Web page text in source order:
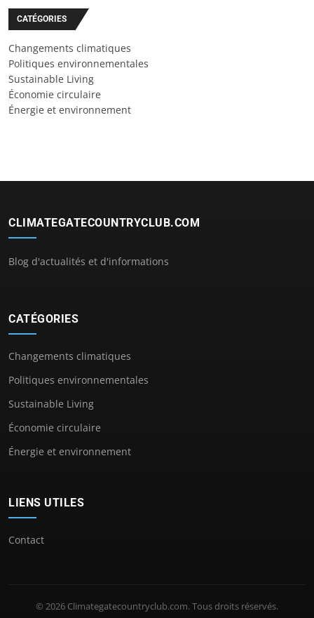
CATÉGORIES
Changements climatiques
Politiques environnementales
Sustainable Living
Économie circulaire
Énergie et environnement
CLIMATEGATECOUNTRYCLUB.COM
Blog d'actualités et d'informations
CATÉGORIES
Changements climatiques
Politiques environnementales
Sustainable Living
Économie circulaire
Énergie et environnement
LIENS UTILES
Contact
© 2026 Climategatecountryclub.com. Tous droits réservés.